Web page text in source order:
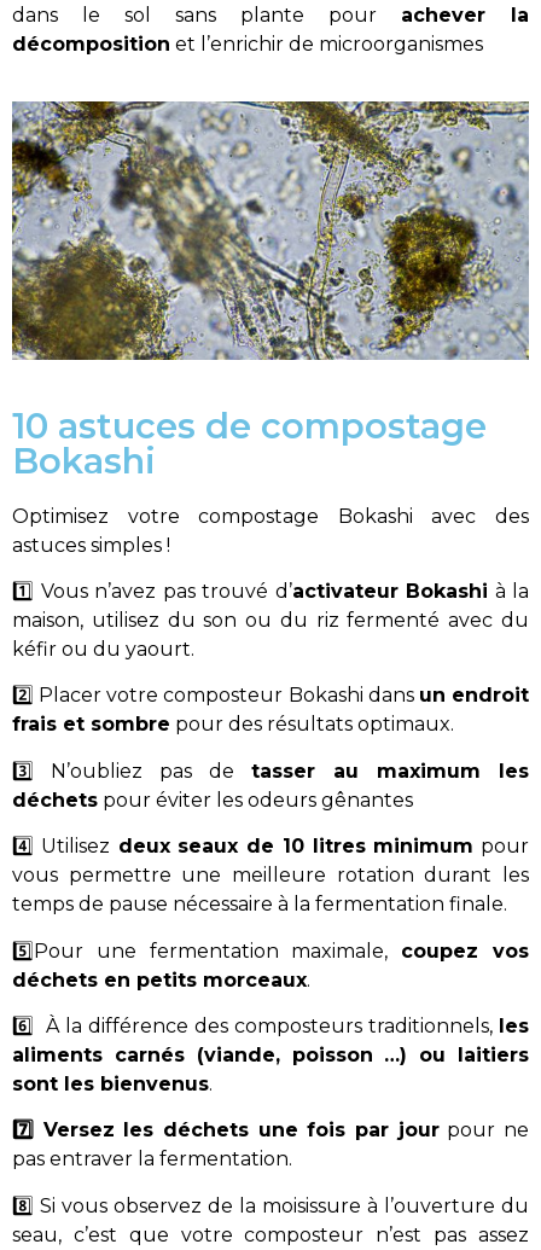
dans le sol sans plante pour achever la
décomposition et l’enrichir de microorganismes
10 astuces de compostage
Bokashi
Optimisez votre compostage Bokashi avec des
astuces simples !
1️⃣ Vous n’avez pas trouvé d’activateur Bokashi à la
maison, utilisez du son ou du riz fermenté avec du
kéfir ou du yaourt.
2️⃣ Placer votre composteur Bokashi dans un endroit
frais et sombre pour des résultats optimaux.
3️⃣ N’oubliez pas de tasser au maximum les
déchets pour éviter les odeurs gênantes
4️⃣ Utilisez deux seaux de 10 litres minimum pour
vous permettre une meilleure rotation durant les
temps de pause nécessaire à la fermentation finale.
5️⃣Pour une fermentation maximale, coupez vos
déchets en petits morceaux.
6️⃣ À la différence des composteurs traditionnels, les
aliments carnés (viande, poisson …) ou laitiers
sont les bienvenus.
7️⃣ Versez les déchets une fois par jourpour ne
pas entraver la fermentation.
8️⃣ Si vous observez de la moisissure à l’ouverture du
seau, c’est que votre composteur n’est pas assez